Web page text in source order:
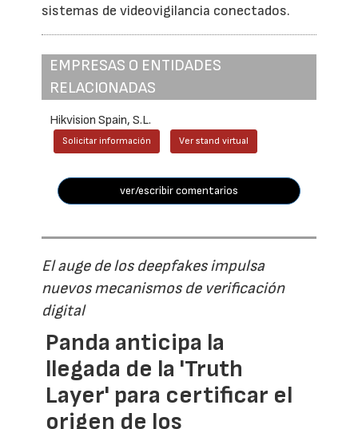
sistemas de videovigilancia conectados.
EMPRESAS O ENTIDADES
RELACIONADAS
Hikvision Spain, S.L.
Solicitar información Ver stand virtual
ver/escribir comentarios
El auge de los deepfakes impulsa
nuevos mecanismos de verificación
digital
Panda anticipa la
llegada de la 'Truth
Layer' para certificar el
origen de los